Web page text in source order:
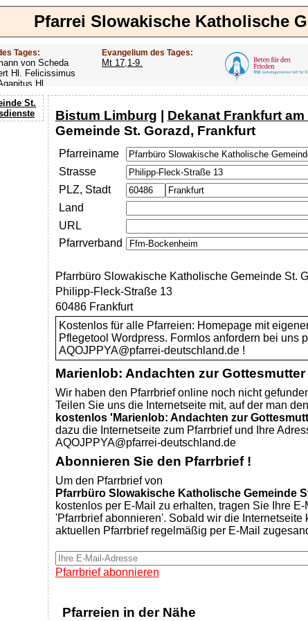
Pfarrei Slowakische Katholische
Tages:
von Scheda
Hl. Felicissimus
Hl.
(Gozelin)
Evangelium des Tages:
Mt 17,1-9.
St.
Bistum Limburg | Dekanat Frankfurt am
Gemeinde St. Gorazd, Frankfurt
Pfarreiname
Strasse
PLZ, Stadt
Land
URL
Pfarrverband
Pfarrbüro Slowakische Katholische Gemeinde St.
Philipp-Fleck-Straße 13
60486 Frankfurt
Kostenlos für alle Pfarreien: Homepage mit
Pflegetool Wordpress. Formlos anfordern bei uns
AQOJPPYA@pfarrei-deutschland.de !
Marienlob: Andachten zur Gottesmutter
Wir haben den Pfarrbrief online noch nicht
Teilen Sie uns die Internetseite mit, auf der man
kostenlos 'Marienlob: Andachten zur
dazu die Internetseite zum Pfarrbrief und Ihre
AQOJPPYA@pfarrei-deutschland.de
Abonnieren Sie den Pfarrbrief !
Um den Pfarrbrief von
Pfarrbüro Slowakische Katholische Gemeinde
kostenlos per E-Mail zu erhalten, tragen Sie Ihre
'Pfarrbrief abonnieren'. Sobald wir die Internetseite
aktuellen Pfarrbrief regelmäßig per E-Mail
Pfarrbrief abonnieren
Pfarreien in der Nähe